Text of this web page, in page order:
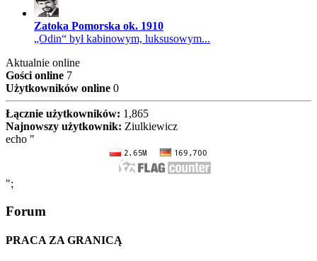
Zatoka Pomorska ok. 1910
„Odin“ był kabinowym, luksusowym...
Aktualnie online
Gości online 7
Użytkowników online 0
Łącznie użytkowników: 1,865
Najnowszy użytkownik: Ziulkiewicz
echo "
";
Forum
PRACA ZA GRANICĄ